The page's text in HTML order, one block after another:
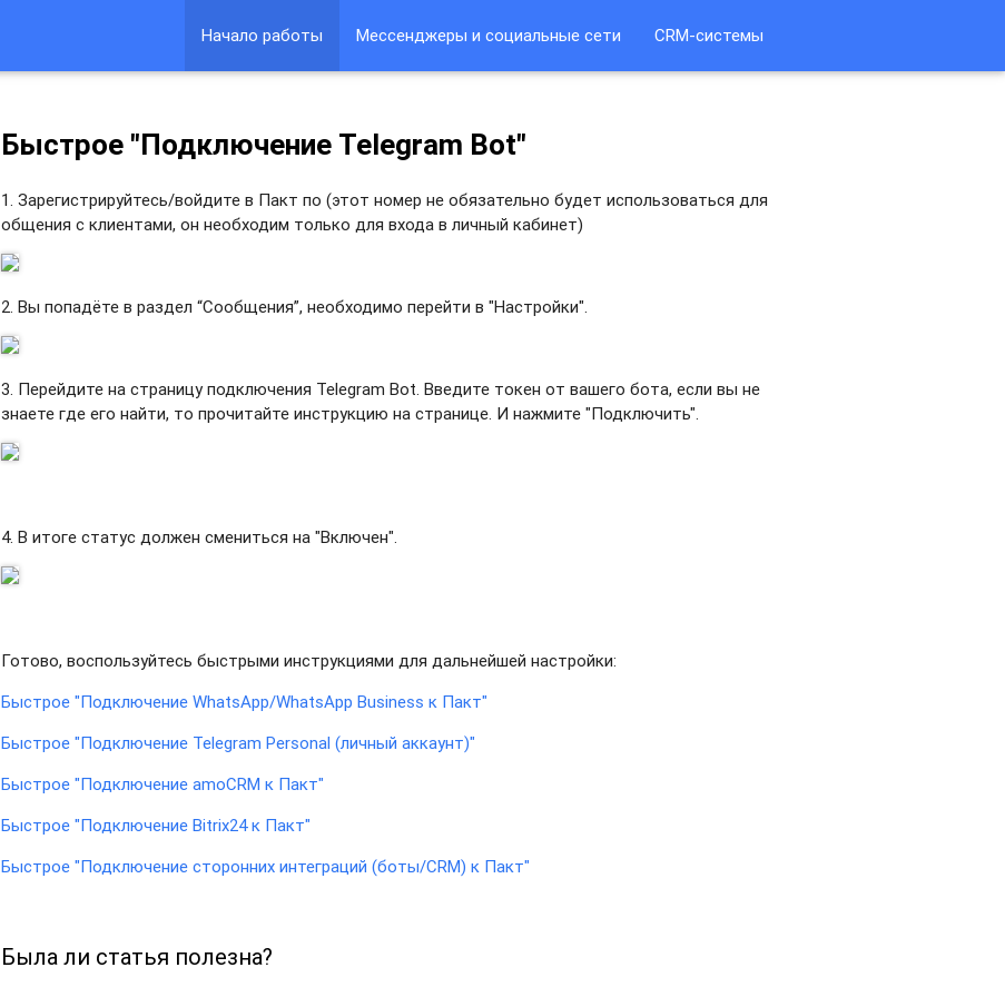
Начало работы Мессенджеры и социальные сети CRM-системы
Быстрое "Подключение Telegram Bot"
1. Зарегистрируйтесь/войдите в Пакт по (этот номер не обязательно будет использоваться для
общения с клиентами, он необходим только для входа в личный кабинет)
2. Вы попадёте в раздел “Сообщения”, необходимо перейти в "Настройки".
3. Перейдите на страницу подключения Telegram Bot. Введите токен от вашего бота, если вы не
знаете где его найти, то прочитайте инструкцию на странице. И нажмите "Подключить".
4. В итоге статус должен смениться на "Включен".
Готово, воспользуйтесь быстрыми инструкциями для дальнейшей настройки:
Быстрое "Подключение WhatsApp/WhatsApp Business к Пакт"
Быстрое "Подключение Telegram Personal (личный аккаунт)"
Быстрое "Подключение amoCRM к Пакт"
Быстрое "Подключение Bitrix24 к Пакт"
Быстрое "Подключение сторонних интеграций (боты/CRM) к Пакт"
Была ли статья полезна?